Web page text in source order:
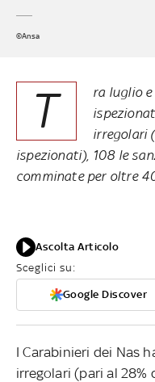
©Ansa
T
ra luglio
irregolari
ispezionati), 108 le
comminate per oltre
Ascolta Articolo
Sceglici su:
Google Discover
I Carabinieri dei Nas
irregolari (pari al